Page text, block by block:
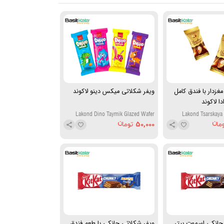
با فندق کامل
لاکوند
Lakond
Chocolate with
ویفر شکلاتی میکس دینو لاکوند
Lakond Dino Taymik Glazed Wafer
50,000